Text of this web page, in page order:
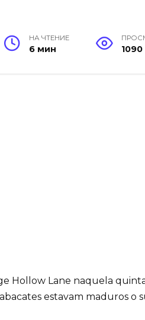
НА ЧТЕНИЕ
6 мин 1090
Hollow Lane naquela
estavam maduros o